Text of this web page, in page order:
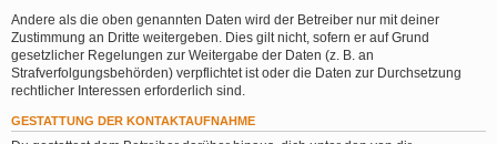
Andere als die oben genannten Daten wird der Betreiber nur mit deiner
Zustimmung an Dritte weitergeben. Dies gilt nicht, sofern er auf Grund
gesetzlicher Regelungen zur Weitergabe der Daten (z. B. an
Strafverfolgungsbehörden) verpflichtet ist oder die Daten zur Durchsetzung
rechtlicher Interessen erforderlich sind.
GESTATTUNG DER KONTAKTAUFNAHME